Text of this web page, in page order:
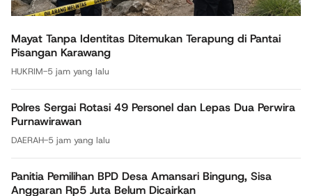
Mayat Tanpa Identitas Ditemukan Terapung di Pantai
Pisangan Karawang
HUKRIM-5 jam yang lalu
Polres Sergai Rotasi 49 Personel dan Lepas Dua Perwira
Purnawirawan
DAERAH-5 jam yang lalu
Panitia Pemilihan BPD Desa Amansari Bingung, Sisa
Anggaran Rp5 Juta Belum Dicairkan